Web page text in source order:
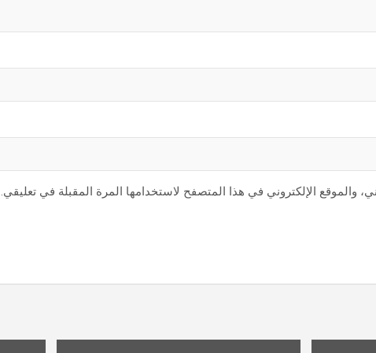
والموقع الإلكتروني في هذا المتصفح لاستخدامها المرة المقبلة في تعليقي.